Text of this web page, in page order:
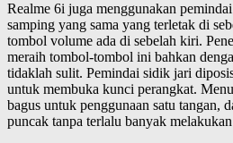
Realme 6i juga menggunakan
samping yang sama yang terletak di
tombol volume ada di sebelah kiri.
meraih tombol-tombol ini bahkan
tidaklah sulit. Pemindai sidik jari
untuk membuka kunci perangkat.
bagus untuk penggunaan satu tangan,
puncak tanpa terlalu banyak